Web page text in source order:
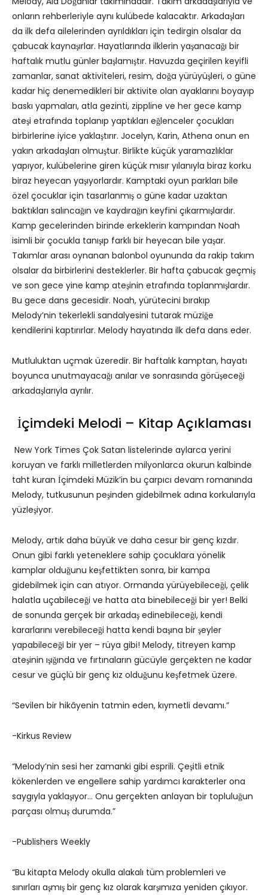
onların rehberleriyle aynı kulübede kalacaktır. Arkadaşları
da ilk defa ailelerinden ayrıldıkları için tedirgin olsalar da
çabucak kaynaşırlar. Hayatlarında ilklerin yaşanacağı bir
haftalık mutlu günler başlamıştır. Havuzda geçirilen keyifli
zamanlar, sanat aktiviteleri, resim, doğa yürüyüşleri, o güne
kadar hiç denemedikleri bir aktivite olan ayaklarını boyayıp
baskı yapmaları, atla gezinti, zippline ve her gece kamp
ateşi etrafında toplanıp yaptıkları eğlenceler çocukları
birbirlerine iyice yaklaştırır. Jocelyn, Karin, Athena onun en
yakın arkadaşları olmuştur. Birlikte küçük yaramazlıklar
yapıyor, kulübelerine giren küçük mısır yılanıyla biraz korku
biraz heyecan yaşıyorlardır. Kamptaki oyun parkları bile
özel çocuklar için tasarlanmış o güne kadar uzaktan
baktıkları salıncağın ve kaydırağın keyfini çıkarmışlardır.
Kamp gecelerinden birinde erkeklerin kampından Noah
isimli bir çocukla tanışıp farklı bir heyecan bile yaşar.
Takımlar arası oynanan balonbol oyununda da rakip takım
olsalar da birbirlerini desteklerler. Bir hafta çabucak geçmiş
ve son gece yine kamp ateşinin etrafında toplanmışlardır.
Bu gece dans gecesidir. Noah, yürütecini bırakıp
Melody’nin tekerlekli sandalyesini tutarak müziğe
kendilerini kaptırırlar. Melody hayatında ilk defa dans eder.
Mutluluktan uçmak üzeredir. Bir haftalık kamptan, hayatı
boyunca unutmayacağı anılar ve sonrasında görüşeceği
arkadaşlarıyla ayrılır.
İçimdeki Melodi – Kitap Açıklaması
New York Times Çok Satan listelerinde aylarca yerini
koruyan ve farklı milletlerden milyonlarca okurun kalbinde
taht kuran İçimdeki Müzik’in bu çarpıcı devam romanında
Melody, tutkusunun peşinden gidebilmek adına korkularıyla
yüzleşiyor.
Melody, artık daha büyük ve daha cesur bir genç kızdır.
Onun gibi farklı yeteneklere sahip çocuklara yönelik
kamplar olduğunu keşfettikten sonra, bir kampa
gidebilmek için can atıyor. Ormanda yürüyebileceği, çelik
halatla uçabileceği ve hatta ata binebileceği bir yer! Belki
de sonunda gerçek bir arkadaş edinebileceği, kendi
kararlarını verebileceği hatta kendi başına bir şeyler
yapabileceği bir yer – rüya gibi! Melody, titreyen kamp
ateşinin ışığında ve fırtınaların gücüyle gerçekten ne kadar
cesur ve güçlü bir genç kız olduğunu keşfetmek üzere.
“Sevilen bir hikâyenin tatmin eden, kıymetli devamı.”
-Kirkus Review
“Melody’nin sesi her zamanki gibi esprili. Çeşitli etnik
kökenlerden ve engellere sahip yardımcı karakterler ona
saygıyla yaklaşıyor… Onu gerçekten anlayan bir topluluğun
parçası olmuş durumda.”
-Publishers Weekly
“Bu kitapta Melody okulla alakalı tüm problemleri ve
sınırları aşmış bir genç kız olarak karşımıza yeniden çıkıyor.